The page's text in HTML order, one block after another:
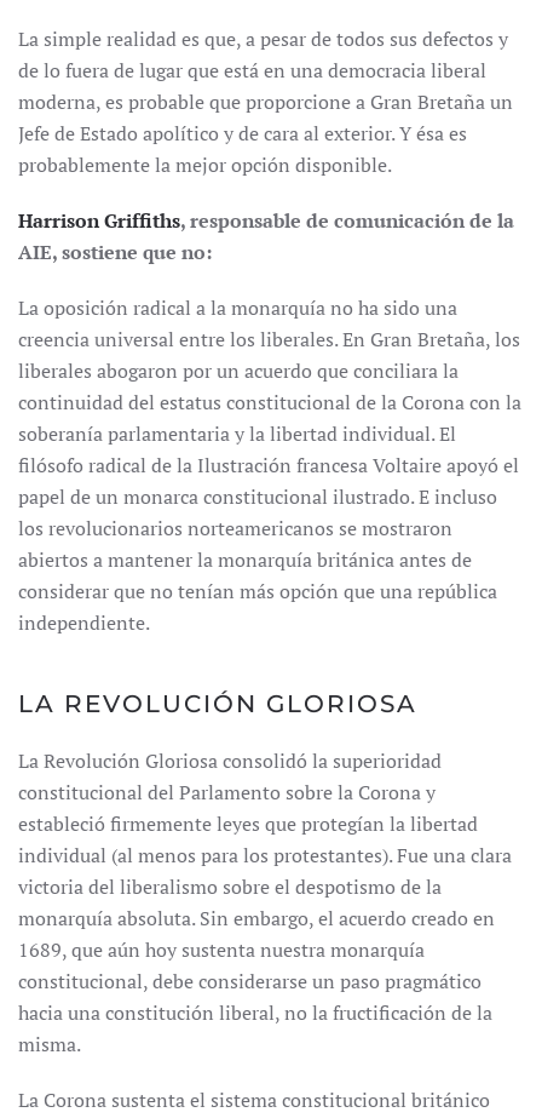
La simple realidad es que, a pesar de todos sus defectos y
de lo fuera de lugar que está en una democracia liberal
moderna, es probable que proporcione a Gran Bretaña un
Jefe de Estado apolítico y de cara al exterior. Y ésa es
probablemente la mejor opción disponible.
Harrison Griffiths, responsable de comunicación de la
AIE, sostiene que no:
La oposición radical a la monarquía no ha sido una
creencia universal entre los liberales. En Gran Bretaña, los
liberales abogaron por un acuerdo que conciliara la
continuidad del estatus constitucional de la Corona con la
soberanía parlamentaria y la libertad individual. El
filósofo radical de la Ilustración francesa Voltaire apoyó el
papel de un monarca constitucional ilustrado. E incluso
los revolucionarios norteamericanos se mostraron
abiertos a mantener la monarquía británica antes de
considerar que no tenían más opción que una república
independiente.
LA REVOLUCIÓN GLORIOSA
La Revolución Gloriosa consolidó la superioridad
constitucional del Parlamento sobre la Corona y
estableció firmemente leyes que protegían la libertad
individual (al menos para los protestantes). Fue una clara
victoria del liberalismo sobre el despotismo de la
monarquía absoluta. Sin embargo, el acuerdo creado en
1689, que aún hoy sustenta nuestra monarquía
constitucional, debe considerarse un paso pragmático
hacia una constitución liberal, no la fructificación de la
misma.
La Corona sustenta el sistema constitucional británico